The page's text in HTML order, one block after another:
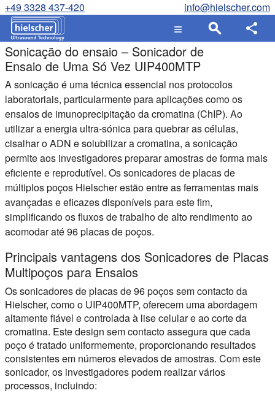
+49 3328 437-420 info@hielscher.com
Sonicação do ensaio – Sonicador de
Ensaio de Uma Só Vez UIP400MTP
A sonicação é uma técnica essencial nos protocolos
laboratoriais, particularmente para aplicações como os
ensaios de imunoprecipitação da cromatina (ChIP). Ao
utilizar a energia ultra-sónica para quebrar as células,
cisalhar o ADN e solubilizar a cromatina, a sonicação
permite aos investigadores preparar amostras de forma mais
eficiente e reprodutível. Os sonicadores de placas de
múltiplos poços Hielscher estão entre as ferramentas mais
avançadas e eficazes disponíveis para este fim,
simplificando os fluxos de trabalho de alto rendimento ao
acomodar até 96 placas de poços.
Principais vantagens dos Sonicadores de Placas
Multipoços para Ensaios
Os sonicadores de placas de 96 poços sem contacto da
Hielscher, como o UIP400MTP, oferecem uma abordagem
altamente fiável e controlada à lise celular e ao corte da
cromatina. Este design sem contacto assegura que cada
poço é tratado uniformemente, proporcionando resultados
consistentes em números elevados de amostras. Com este
sonicador, os investigadores podem realizar vários
processos, incluindo: